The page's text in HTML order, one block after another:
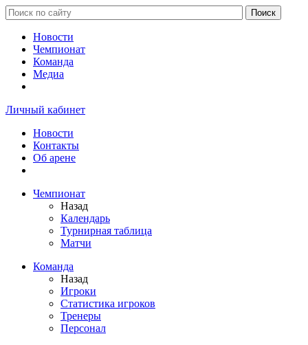
Новости
Чемпионат
Команда
Медиа
Личный кабинет
Новости
Контакты
Об арене
Чемпионат
Назад
Календарь
Турнирная таблица
Матчи
Команда
Назад
Игроки
Статистика игроков
Тренеры
Персонал